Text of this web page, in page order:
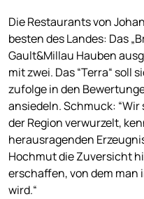
Die Restaurants von
besten des Landes: Das
Gault&Millau Hauben
mit zwei. Das “Terra“ soll
zufolge in den
ansiedeln. Schmuck:
der Region verwurzelt,
herausragenden
Hochmut die Zuversicht
erschaffen, von dem man
wird.“